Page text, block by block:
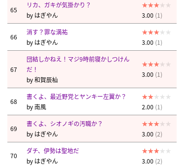
65
リカ、ガキが気掛かり？
by はぎやん 3.00 (1)
66
消す？罪な満祐
by はぎやん 3.00 (1)
67
団結しかねえ！マジ9時前寝かしつけん
だ！
by和賀辰杣
3.00 (1)
68
書くよ、最近野党とヤンキー左翼か？
by南風 2.00 (1)
69
書くよ、シオノギの汚職か？
by はぎやん 3.00 (2)
70
ダチ、伊勢は聖地だ
by はぎやん 3.00 (2)